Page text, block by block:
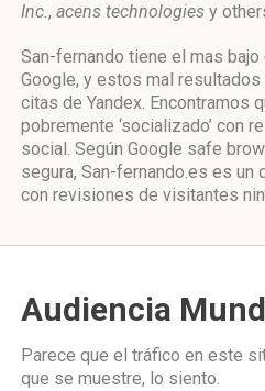
Inc., acens technologies y
San-fernando tiene el mas
Google, y estos mal
citas de Yandex. Encontramos
pobremente ‘socializado’ con
social. Según Google safe
segura, San-fernando.es es un
con revisiones de visitantes
Audiencia
Parece que el tráfico en este
que se muestre, lo siento.